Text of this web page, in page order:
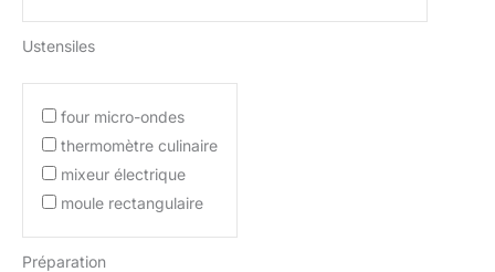
Ustensiles
four micro-ondes
thermomètre culinaire
mixeur électrique
moule rectangulaire
Préparation